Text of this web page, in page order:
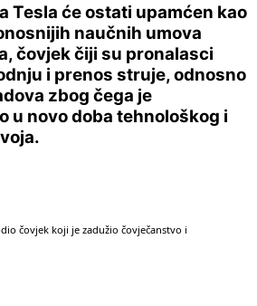
Tesla će ostati upamćen kao
naučnih umova
čovjek čiji su pronalasci
i prenos struje, odnosno
zbog čega je
u novo doba tehnološkog i
čovjek koji je zadužio čovječanstvo i